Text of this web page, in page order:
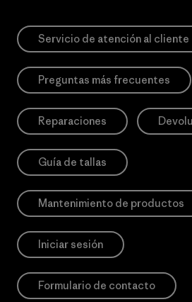
Servicio de atención al cliente
Preguntas más frecuentes
Reparaciones
Guía de tallas
Mantenimiento de productos
Iniciar sesión
Formulario de contacto